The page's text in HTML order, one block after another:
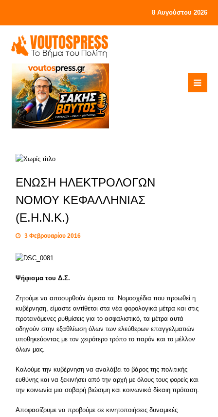
8 Αυγούστου 2026
ΕΝΩΣΗ ΗΛΕΚΤΡΟΛΟΓΩΝ
ΝΟΜΟΥ ΚΕΦΑΛΛΗΝΙΑΣ
(Ε.Η.Ν.Κ.)
3 Φεβρουαρίου 2016
Ψήφισμα του Δ.Σ.
Ζητούμε να αποσυρθούν άμεσα τα Νομοσχέδια που προωθεί η
κυβέρνηση, είμαστε αντίθετοι στα νέα φορολογικά μέτρα και στις
προτεινόμενες ρυθμίσεις για το ασφαλιστικό, τα μέτρα αυτά
οδηγούν στην εξαθλίωση όλων των ελεύθερων επαγγελματιών
υποθηκεύοντας με τον χειρότερο τρόπο το παρόν και το μέλλον
όλων μας.
Καλούμε την κυβέρνηση να αναλάβει το βάρος της πολιτικής
ευθύνης και να ξεκινήσει από την αρχή με όλους τους φορείς και
την κοινωνία μια σοβαρή βιώσιμη και κοινωνικά δίκαιη πρόταση.
Αποφασίζουμε να προβούμε σε κινητοποιήσεις δυναμικές